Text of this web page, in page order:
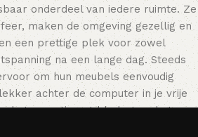
onderdeel van iedere ruimte. Ze
maken de omgeving gezellig en
een prettige plek voor zowel
na een lange dag. Steeds
om hun meubels eenvoudig
achter de computer in je vrije
het assortiment bladert en het
je past. Onze online winkel biedt